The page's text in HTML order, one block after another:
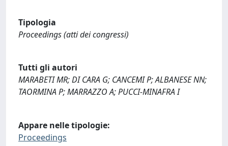
Tipologia
Proceedings (atti dei congressi)
Tutti gli autori
MARABETI MR; DI CARA G; CANCEMI P; ALBANESE NN;
TAORMINA P; MARRAZZO A; PUCCI-MINAFRA I
Appare nelle tipologie:
Proceedings